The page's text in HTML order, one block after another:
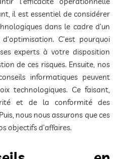
il est essentiel de considérer
dans le cadre d’un
C’est pourquoi
experts à votre disposition
de ces risques. Ensuite, nos
informatiques peuvent
technologiques. Ce faisant,
et de la conformité des
nous nous assurons que ces
objectifs d’affaires.